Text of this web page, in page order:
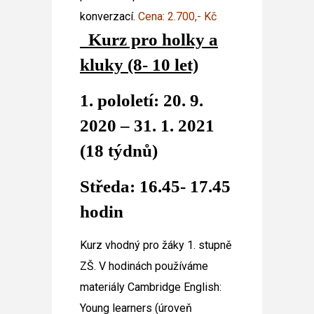
konverzací. Cena: 2.700,- Kč
Kurz pro holky a
kluky (8- 10 let)
1. pololetí: 20. 9.
2020 – 31. 1. 2021
(18 týdnů)
Středa: 16.45- 17.45
hodin
Kurz vhodný pro žáky 1. stupně
ZŠ. V hodinách používáme
materiály Cambridge English:
Young learners (úroveň